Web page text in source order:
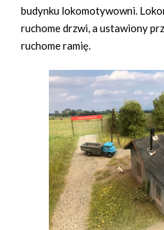
budynku lokomotywowni.
ruchome drzwi, a ustawiony
ruchome ramię.